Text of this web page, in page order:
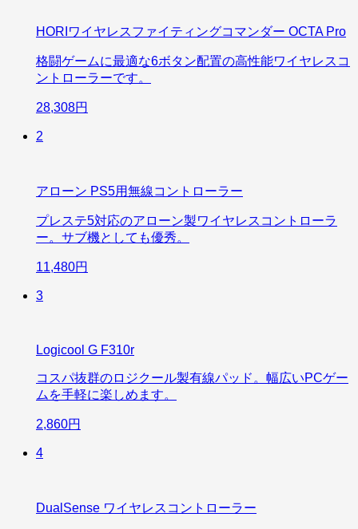
HORIワイヤレスファイティングコマンダー OCTA Pro
格闘ゲームに最適な6ボタン配置の高性能ワイヤレスコ
ントローラーです。
28,308円
2
アローン PS5用無線コントローラー
プレステ5対応のアローン製ワイヤレスコントローラ
ー。サブ機としても優秀。
11,480円
3
Logicool G F310r
コスパ抜群のロジクール製有線パッド。幅広いPCゲー
ムを手軽に楽しめます。
2,860円
4
DualSense ワイヤレスコントローラー